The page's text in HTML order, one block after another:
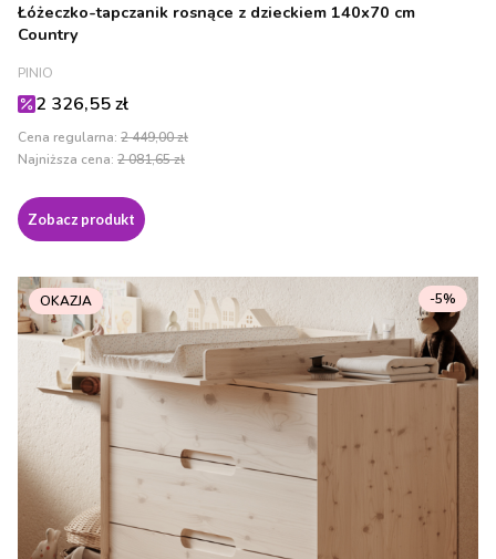
Łóżeczko-tapczanik rosnące z dzieckiem 140x70 cm
Country
PRODUCENT
PINIO
Cena promocyjna
2 326,55 zł
Cena regularna: 2 449,00 zł
Najniższa cena: 2 081,65 zł
Zobacz produkt
OKAZJA -5%